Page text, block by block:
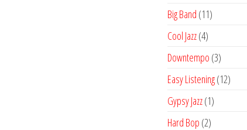
producto
Big Band 1111
Cool Jazz 44
productos
Downtempo 33
productos
Easy Listening 1212
Gypsy Jazz 11
Hard Bop 22